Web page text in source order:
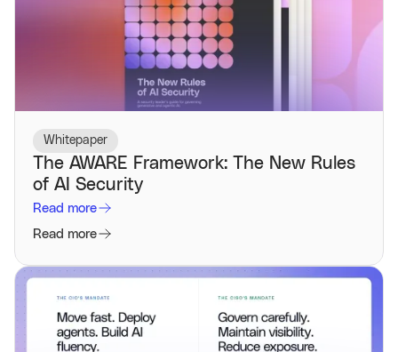
Whitepaper
The AWARE Framework: The New Rules
of AI Security
Read more
Read more